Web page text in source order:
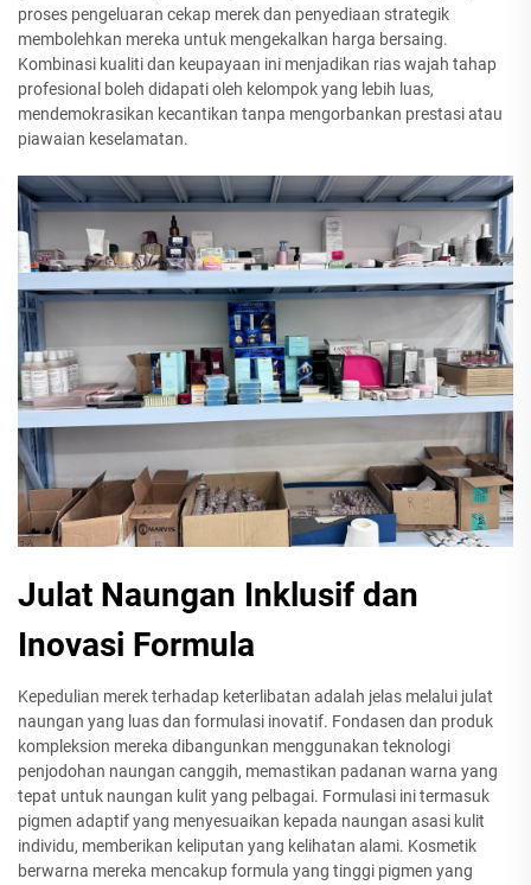
proses pengeluaran cekap merek dan penyediaan strategik
membolehkan mereka untuk mengekalkan harga bersaing.
Kombinasi kualiti dan keupayaan ini menjadikan rias wajah tahap
profesional boleh didapati oleh kelompok yang lebih luas,
mendemokrasikan kecantikan tanpa mengorbankan prestasi atau
piawaian keselamatan.
Julat Naungan Inklusif dan
Inovasi Formula
Kepedulian merek terhadap keterlibatan adalah jelas melalui julat
naungan yang luas dan formulasi inovatif. Fondasen dan produk
kompleksion mereka dibangunkan menggunakan teknologi
penjodohan naungan canggih, memastikan padanan warna yang
tepat untuk naungan kulit yang pelbagai. Formulasi ini termasuk
pigmen adaptif yang menyesuaikan kepada naungan asasi kulit
individu, memberikan keliputan yang kelihatan alami. Kosmetik
berwarna mereka mencakup formula yang tinggi pigmen yang